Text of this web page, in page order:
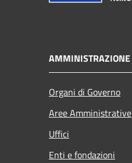
AMMINISTRAZIONE
Organi di Governo
Aree Amministrative
Uffici
Enti e fondazioni